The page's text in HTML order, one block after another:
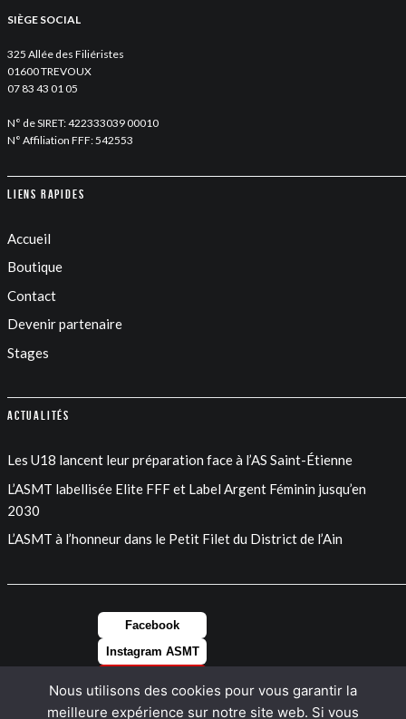
SIÈGE SOCIAL
325 Allée des Filiéristes
01600 TREVOUX
07 83 43 01 05
N° de SIRET: 422333039 00010
N° Affiliation FFF: 542553
Liens rapides
Accueil
Boutique
Contact
Devenir partenaire
Stages
Actualités
Les U18 lancent leur préparation face à l’AS Saint-Étienne
L’ASMT labellisée Elite FFF et Label Argent Féminin jusqu’en
2030
L’ASMT à l’honneur dans le Petit Filet du District de l’Ain
Facebook
Instagram ASMT
LinkedIn
Nous utilisons des cookies pour vous garantir la
meilleure expérience sur notre site web. Si vous